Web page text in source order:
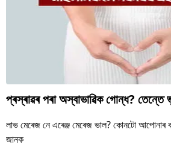
প্ৰস্ৰাৱৰ পৰা অস্বাভাৱিক গোন্ধ?
লাভ মেৰেজ নে এৰেঞ্জ মেৰেজ ভাল? কোনটো আপোনাৰ
জানক